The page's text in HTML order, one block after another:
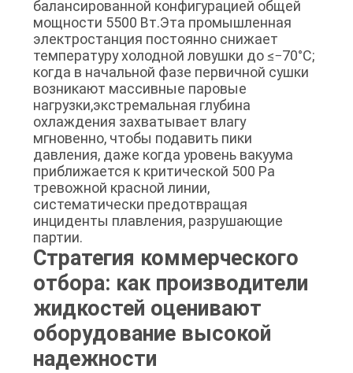
балансированной конфигурацией общей
мощности 5500 Вт.Эта промышленная
электростанция постоянно снижает
температуру холодной ловушки до ≤−70°C;
когда в начальной фазе первичной сушки
возникают массивные паровые
нагрузки,экстремальная глубина
охлаждения захватывает влагу
мгновенно, чтобы подавить пики
давления, даже когда уровень вакуума
приближается к критической 500 Pa
тревожной красной линии,
систематически предотвращая
инциденты плавления, разрушающие
партии.
Стратегия коммерческого
отбора: как производители
жидкостей оценивают
оборудование высокой
надежности